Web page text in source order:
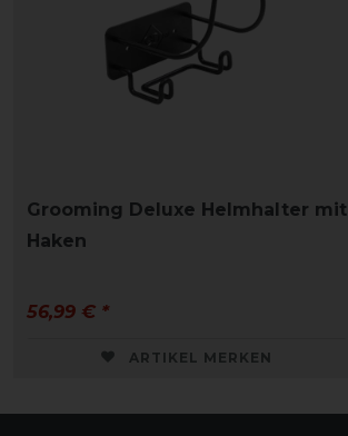
Grooming Deluxe Helmhalter mit
Haken
56,99 € *
ARTIKEL MERKEN